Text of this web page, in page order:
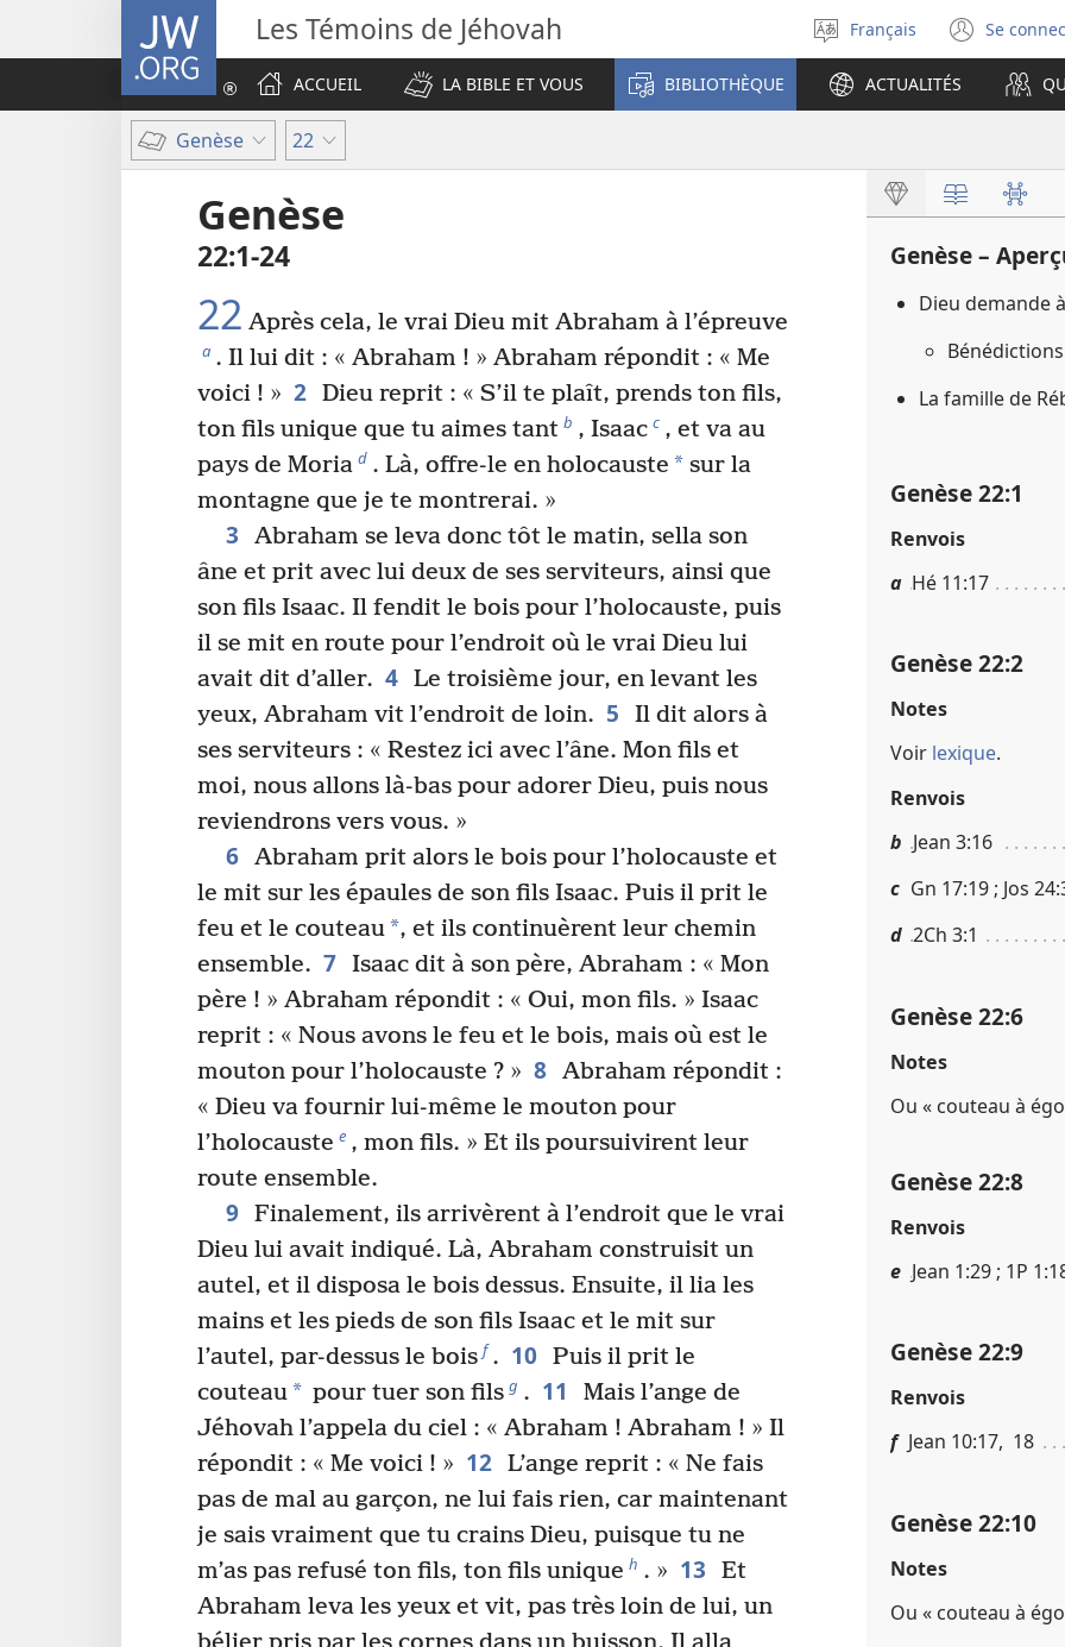
JW.ORG Les Témoins de Jéhovah
Sélectionner
la
langue
Français Se
une
ACCUEIL
LA BIBLE ET VOUS BIBLIOTHÈQUE ACTUALITÉS
Genèse 22
Genèse
22​:​1-24
22 Après cela, le vrai Dieu mit Abraham à l’épreuve
a . Il lui dit : « Abraham ! » Abraham répondit : « Me
voici ! » 2 Dieu reprit : « S’il te plaît, prends ton fils,
ton fils unique que tu aimes tant b , Isaac c , et va au
pays de Moria d . Là, offre-le en holocauste * sur la
montagne que je te montrerai. »
3
Abraham se leva donc tôt le matin, sella son
âne et prit avec lui deux de ses serviteurs, ainsi que
son fils Isaac. Il fendit le bois pour l’holocauste, puis
il se mit en route pour l’endroit où le vrai Dieu lui
avait dit d’aller. 4 Le troisième jour, en levant les
yeux, Abraham vit l’endroit de loin. 5
Il dit alors à
ses serviteurs : « Restez ici avec l’âne. Mon fils et
moi, nous allons là-bas pour adorer Dieu, puis nous
reviendrons vers vous. »
6 Abraham prit alors le bois pour l’holocauste et
le mit sur les épaules de son fils Isaac. Puis il prit le
feu et le couteau*, et ils continuèrent leur chemin
ensemble. 7 Isaac dit à son père, Abraham : « Mon
père ! » Abraham répondit : « Oui, mon fils. » Isaac
reprit : « Nous avons le feu et le bois, mais où est le
mouton pour l’holocauste ? » 8 Abraham répondit :
« Dieu va fournir lui-même le mouton pour
l’holocauste e , mon fils. » Et ils poursuivirent leur
route ensemble.
9 Finalement, ils arrivèrent à l’endroit que le vrai
Dieu lui avait indiqué. Là, Abraham construisit un
autel, et il disposa le bois dessus. Ensuite, il lia les
mains et les pieds de son fils Isaac et le mit sur
l’autel, par-dessus le bois f . 10 Puis il prit le
couteau* pour tuer son fils g . 11
Mais l’ange de
Jéhovah l’appela du ciel : « Abraham ! Abraham ! » Il
répondit : « Me voici ! » 12 L’ange reprit : « Ne fais
pas de mal au garçon, ne lui fais rien, car maintenant
je sais vraiment que tu crains Dieu, puisque tu ne
m’as pas refusé ton fils, ton fils unique h . » 13
Et
Abraham leva les yeux et vit, pas très loin de lui, un
Genèse –
Dieu demande
La famille de
Genèse 22​:​1
Renvois
a Hé 11​:​17
Genèse 22​:​2
Notes
Voir lexique.
Renvois
b Jean 3​:​16
c Gn 17​:​19 ; Jos
d 2Ch 3​:​1
Genèse 22​:​6
Notes
Ou « couteau à
Genèse 22​:​8
Renvois
e Jean 1​:​29 ; 1P
Genèse 22​:​9
Renvois
f Jean 10​:​17, 18
Genèse 22​:​10
Notes
Ou « couteau à